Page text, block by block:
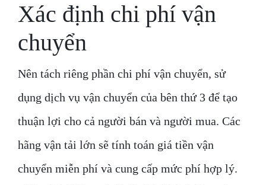
Xác định chi phí vận
chuyển
Nên tách riêng phần chi phí vận chuyển, sử
dụng dịch vụ vận chuyển của bên thứ 3 để tạo
thuận lợi cho cả người bán và người mua. Các
hãng vận tải lớn sẽ tính toán giá tiền vận
chuyển miễn phí và cung cấp mức phí hợp lý.